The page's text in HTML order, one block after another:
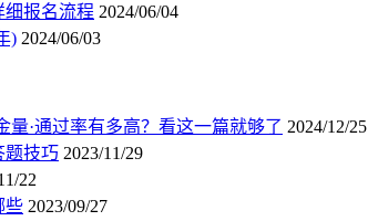
细报名流程 2024/06/04
) 2024/06/03
量·通过率有多高？看这一篇就够了 2024/12/25
题技巧 2023/11/29
22
些 2023/09/27